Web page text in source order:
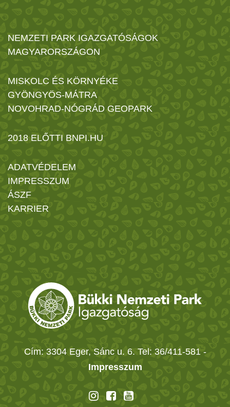
NEMZETI PARK IGAZGATÓSÁGOK
MAGYARORSZÁGON
MISKOLC ÉS KÖRNYÉKE
GYÖNGYÖS-MÁTRA
NOVOHRAD-NÓGRÁD GEOPARK
2018 ELŐTTI BNPI.HU
ADATVÉDELEM
IMPRESSZUM
ÁSZF
KARRIER
Cím: 3304 Eger, Sánc u. 6. Tel: 36/411-581 -
Impresszum